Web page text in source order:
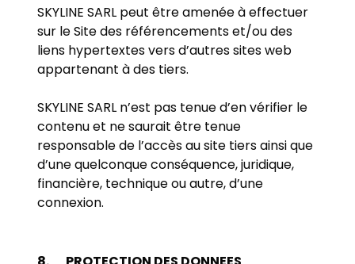
SKYLINE SARL peut être amenée à effectuer
sur le Site des référencements et/ou des
liens hypertextes vers d’autres sites web
appartenant à des tiers.
SKYLINE SARL n’est pas tenue d’en vérifier le
contenu et ne saurait être tenue
responsable de l’accès au site tiers ainsi que
d’une quelconque conséquence, juridique,
financière, technique ou autre, d’une
connexion.